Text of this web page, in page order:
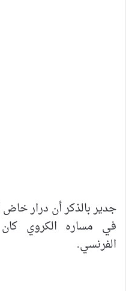
جدير بالذكر أن درار خاض
في مساره الكروي
الفرنسي.